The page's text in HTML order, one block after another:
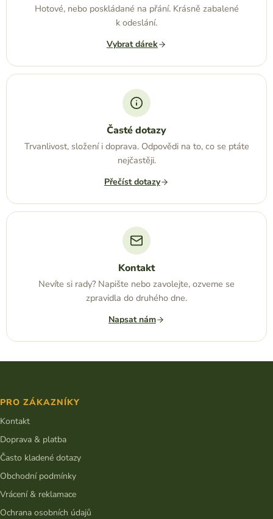
Hotové, nebo poskládané na přání. Krásně zabalené
k odeslání.
Vybrat dárek
Časté dotazy
Trvanlivost, složení i doprava. Odpovědi na to, co se ptáte
nejčastěji.
Přečíst dotazy
Kontakt
Nevíte si rady? Napište nebo zavolejte, ozveme se
zpravidla do druhého dne.
Napsat nám
a
t
í
PRO ZÁKAZNÍKY
Kontakt
Doprava & platba
Často kladené dotazy
Obchodní podmínky
Vrácení & reklamace
Ochrana osobních údajů